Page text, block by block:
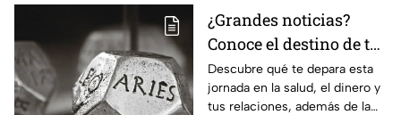
¿Grandes noticias?
Conoce el destino de tu
signo para este viernes
Descubre qué te depara esta
jornada en la salud, el dinero y
tus relaciones, además de la